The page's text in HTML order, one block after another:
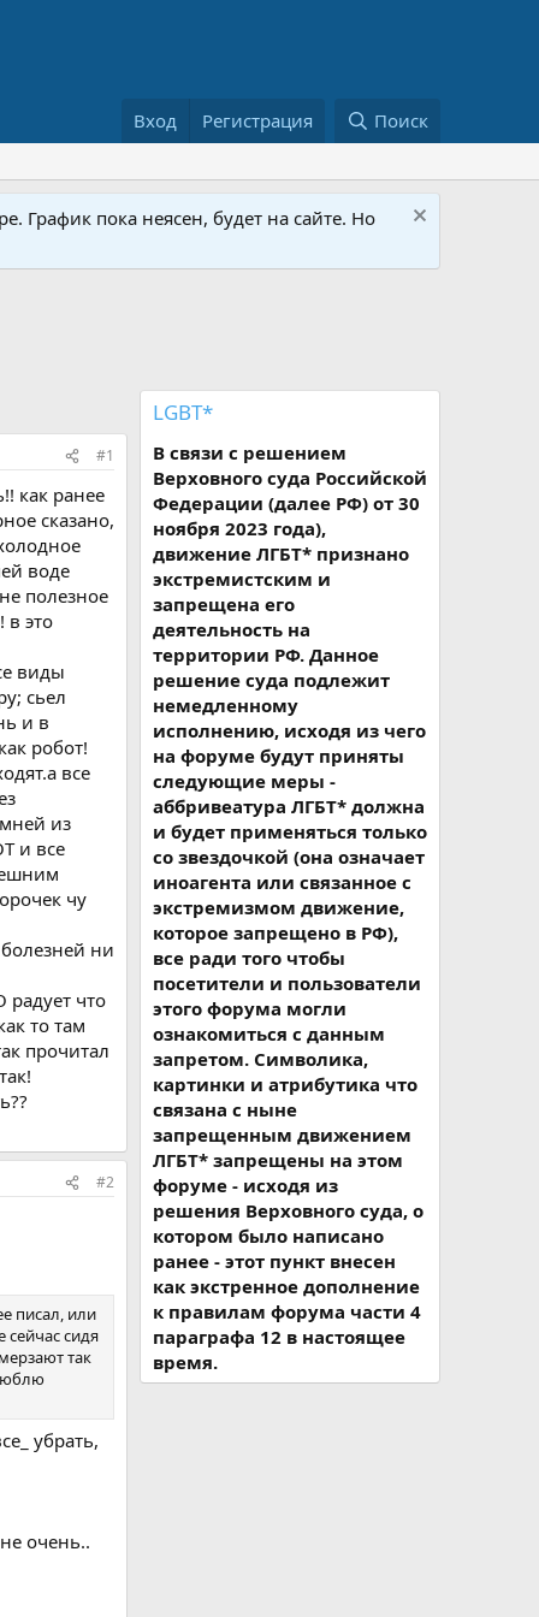
Вход Регистрация Поиск
График пока неясен, будет на сайте. Но
#1
как ранее
сказано,
воде
полезное
в это
виды
сьел
и в
робот!
все
из
и все
чу
ни
радует что
то там
прочитал
#2
писал, или
сейчас сидя
так
убрать,
очень..
LGBT*
В связи с решением
Верховного суда Российской
Федерации (далее РФ) от 30
ноября 2023 года),
движение ЛГБТ* признано
экстремистским и
запрещена его
деятельность на
территории РФ. Данное
решение суда подлежит
немедленному
исполнению, исходя из чего
на форуме будут приняты
следующие меры -
аббривеатура ЛГБТ* должна
и будет применяться только
со звездочкой (она означает
иноагента или связанное с
экстремизмом движение,
которое запрещено в РФ),
все ради того чтобы
посетители и пользователи
этого форума могли
ознакомиться с данным
запретом. Символика,
картинки и атрибутика что
связана с ныне
запрещенным движением
ЛГБТ* запрещены на этом
форуме - исходя из
решения Верховного суда, о
котором было написано
ранее - этот пункт внесен
как экстренное дополнение
к правилам форума части 4
параграфа 12 в настоящее
время.